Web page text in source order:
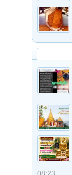
08:23